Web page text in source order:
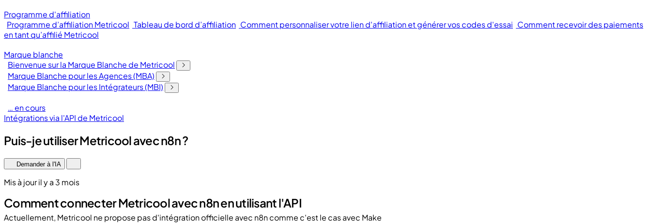
Programme d'affiliation
Programme d’affiliation Metricool Tableau de bord d’affiliation Comment personnaliser votre lien d'affiliation et générer vos codes d'essai Comment recevoir des paiements
en tant qu’affilié Metricool
Marque blanche
Bienvenue sur la Marque Blanche de Metricool
Marque Blanche pour les Agences (MBA)
Marque Blanche pour les Intégrateurs (MBI)
… en cours
Intégrations via l'API de Metricool
Puis-je utiliser Metricool avec n8n ?
Demander à l'IA
Mis à jour il y a 3 mois
Comment connecter Metricool avec n8n en utilisant l'API
Actuellement, Metricool ne propose pas d'intégration officielle avec n8n comme c'est le cas avec Make